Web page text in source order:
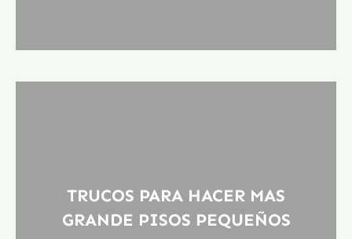
TRUCOS PARA HACER MAS
GRANDE PISOS PEQUEÑOS